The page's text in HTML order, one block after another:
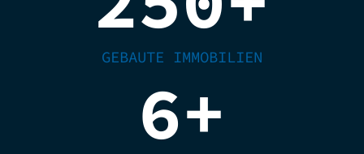
GEBAUTE IMMOBILIEN
6+